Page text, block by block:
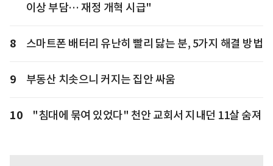
이상 부담… 재정 개혁 시급"
8 스마트폰 배터리 유난히 빨리 닳는 분, 5가지 해결 방법
9 부동산 치솟으니 커지는 집안 싸움
10 "침대에 묶여 있었다" 천안 교회서 지내던 11살 숨져